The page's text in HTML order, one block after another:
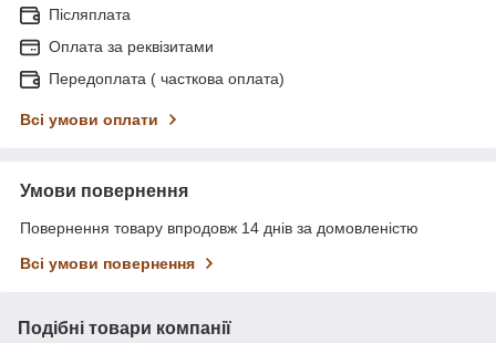
Післяплата
Оплата за реквізитами
Передоплата ( часткова оплата)
Всі умови оплати
Умови повернення
Повернення товару впродовж 14 днів за домовленістю
Всі умови повернення
Подібні товари компанії